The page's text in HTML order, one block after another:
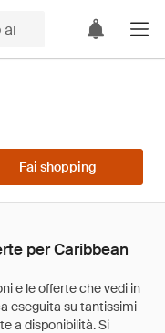
Fai shopping
per Caribbean